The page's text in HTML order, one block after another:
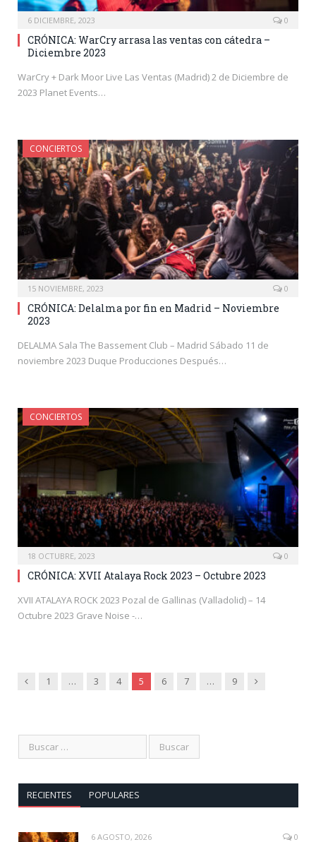
6 DICIEMBRE, 2023 0
CRÓNICA: WarCry arrasa las ventas con cátedra –
Diciembre 2023
WarCry + Dark Moor Live Las Ventas (Madrid) 2 de Diciembre de
2023 Planet Events…
CONCIERTOS
15 NOVIEMBRE, 2023 0
CRÓNICA: Delalma por fin en Madrid – Noviembre
2023
DELALMA Sala The Bassement Club – Madrid Sábado 11 de
noviembre 2023 Duque Producciones Después…
CONCIERTOS
18 OCTUBRE, 2023 0
CRÓNICA: XVII Atalaya Rock 2023 – Octubre 2023
XVII ATALAYA ROCK 2023 Pozal de Gallinas (Valladolid) – 14
Octubre 2023 Grave Noise -…
Anterior
1 … 3 4 5 6 7 … 9 Siguiente
RECIENTES POPULARES
6 AGOSTO, 2026 0